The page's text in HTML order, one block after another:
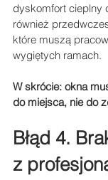
dyskomfort cieplny
również
które muszą
wygiętych ramach.
W skrócie: okna
do miejsca, nie do
Błąd 4.
z